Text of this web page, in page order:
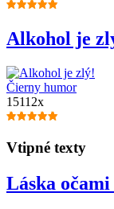
Alkohol je
Čierny humor
15112x
Vtipné texty
Láska